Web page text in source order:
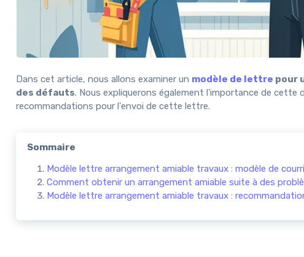
Dans cet article, nous allons examiner un modèle de lettre pour
des défauts. Nous expliquerons également l'importance de cette
recommandations pour l'envoi de cette lettre.
Sommaire
Modèle lettre arrangement amiable travaux : modèle de
Comment obtenir un arrangement amiable suite à des
Modèle lettre arrangement amiable travaux :